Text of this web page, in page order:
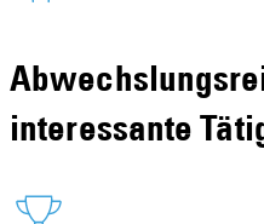
interessante